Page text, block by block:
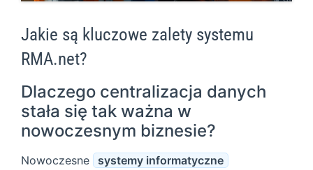
Jakie są kluczowe zalety systemu
RMA.net?
Dlaczego centralizacja danych
stała się tak ważna w
nowoczesnym biznesie?
Nowoczesne systemy informatyczne